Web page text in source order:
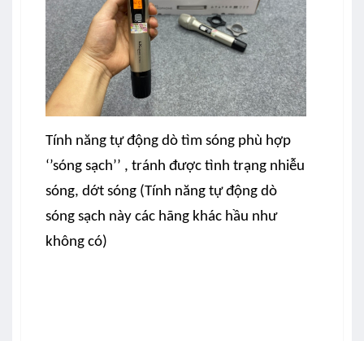
Tính năng tự động dò tìm sóng phù hợp
‘’sóng sạch’’ , tránh được tình trạng nhiễu
sóng, dớt sóng (Tính năng tự động dò
sóng sạch này các hãng khác hầu như
không có)